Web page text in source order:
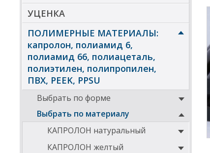
УЦЕНКА
ПОЛИМЕРНЫЕ МАТЕРИАЛЫ:
капролон, полиамид 6,
полиамид 66, полиацеталь,
полиэтилен, полипропилен,
ПВХ, PEEK, PPSU
Выбрать по форме
Выбрать по материалу
КАПРОЛОН натуральный
КАПРОЛОН желтый